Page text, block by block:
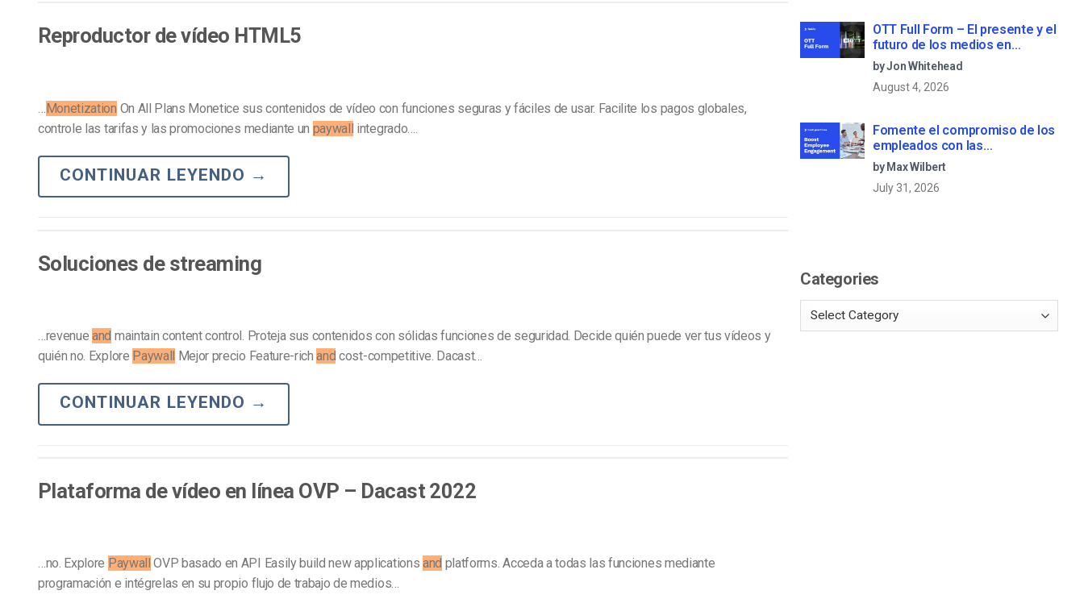
Reproductor de vídeo HTML5
…Monetization On All Plans Monetice sus contenidos de vídeo con funciones seguras y fáciles de usar. Facilite los pagos globales,
controle las tarifas y las promociones mediante un paywall integrado….
CONTINUAR LEYENDO →
Soluciones de streaming
…revenueand maintain content control. Proteja sus contenidos con sólidas funciones de seguridad. Decide quién puede ver tus vídeos y
quién no. Explore Paywall Mejor precio Feature-richand cost-competitive. Dacast…
CONTINUAR LEYENDO →
Plataforma de vídeo en línea OVP – Dacast 2022
…no. Explore Paywall OVP basado en API Easily build new applications and platforms. Acceda a todas las funciones mediante
programación e intégrelas en su propio flujo de trabajo de medios…
OTT Full Form – El presente y el
futuro de los medios en
streaming
by Jon Whitehead
August 4, 2026
Fomente el compromiso de los
empleados con las
comunicaciones corporativas
en directo
by Max Wilbert
July 31, 2026
Categories